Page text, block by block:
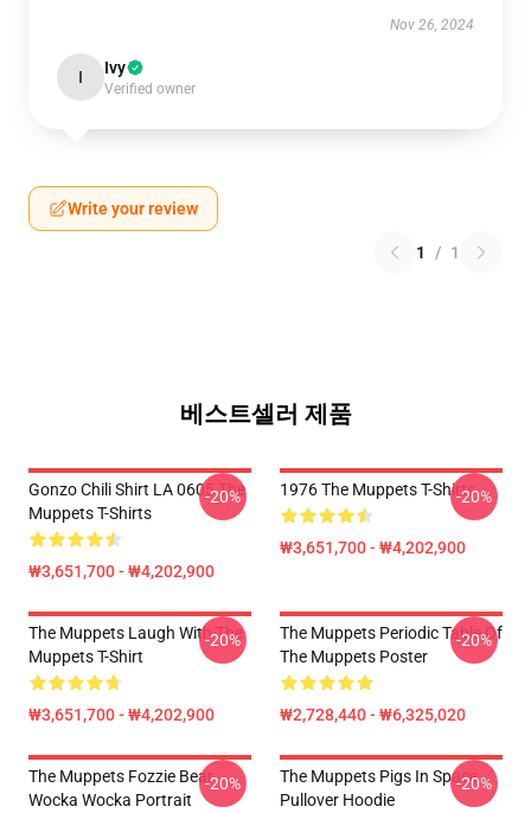
Nov 26, 2024
I Ivy
Verified owner
Write your review
1 / 1
베스트셀러 제품
Gonzo Chili Shirt LA 0605 The
Muppets T-Shirts
₩3,651,700 - ₩4,202,900
-20% 1976 The Muppets T-Shirts
₩3,651,700 - ₩4,202,900
-20%
The Muppets Laugh With The
Muppets T-Shirt
₩3,651,700 - ₩4,202,900
-20%
The Muppets Periodic Table Of
The Muppets Poster
₩2,728,440 - ₩6,325,020
-20%
The Muppets Fozzie Bear
Wocka Wocka Portrait
-20%
The Muppets Pigs In Space
Pullover Hoodie
-20%